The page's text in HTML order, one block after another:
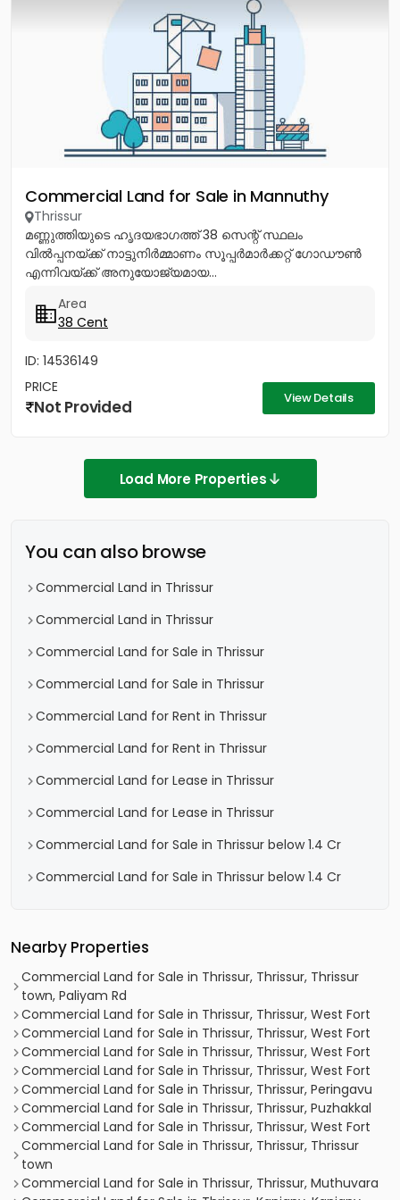
Commercial Land for Sale in Mannuthy
Thrissur
മണ്ണുത്തിയുടെ ഹൃദയഭാഗത്ത് 38 സെന്റ് സ്ഥലം
വിൽപ്പനയ്ക്ക് നാട്ടുനിർമ്മാണം സൂപ്പർമാർക്കറ്റ് ഗോഡൗൺ
എന്നിവയ്ക്ക് അനുയോജ്യമായ...
Area
38 Cent
ID: 14536149
PRICE
Not Provided View Details
Load More Properties
You can also browse
Commercial Land in Thrissur
Commercial Land in Thrissur
Commercial Land for Sale in Thrissur
Commercial Land for Sale in Thrissur
Commercial Land for Rent in Thrissur
Commercial Land for Rent in Thrissur
Commercial Land for Lease in Thrissur
Commercial Land for Lease in Thrissur
Commercial Land for Sale in Thrissur below 1.4 Cr
Commercial Land for Sale in Thrissur below 1.4 Cr
Nearby Properties
Commercial Land for Sale in Thrissur, Thrissur, Thrissur
town, Paliyam Rd
Commercial Land for Sale in Thrissur, Thrissur, West Fort
Commercial Land for Sale in Thrissur, Thrissur, West Fort
Commercial Land for Sale in Thrissur, Thrissur, West Fort
Commercial Land for Sale in Thrissur, Thrissur, West Fort
Commercial Land for Sale in Thrissur, Thrissur, Peringavu
Commercial Land for Sale in Thrissur, Thrissur, Puzhakkal
Commercial Land for Sale in Thrissur, Thrissur, West Fort
Commercial Land for Sale in Thrissur, Thrissur, Thrissur
town
Commercial Land for Sale in Thrissur, Thrissur, Muthuvara